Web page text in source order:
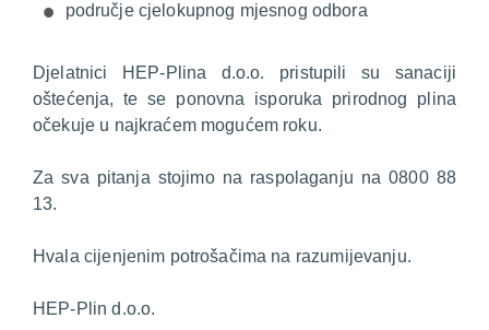
područje cjelokupnog mjesnog odbora
Djelatnici HEP-Plina d.o.o. pristupili su sanaciji
oštećenja, te se ponovna isporuka prirodnog plina
očekuje u najkraćem mogućem roku.
Za sva pitanja stojimo na raspolaganju na 0800 88
13.
Hvala cijenjenim potrošačima na razumijevanju.
HEP-Plin d.o.o.